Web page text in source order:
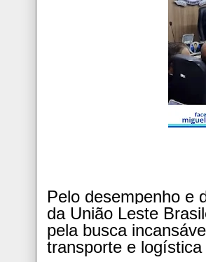
Pelo desempenho e
da União Leste
pela busca
transporte e